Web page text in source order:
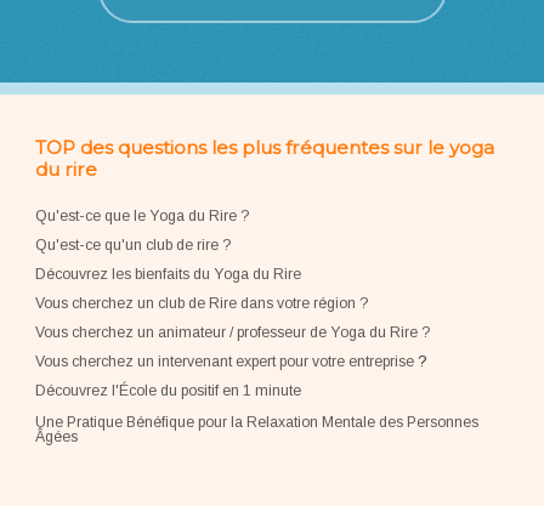
TOP des questions les plus fréquentes sur le yoga
du rire
Qu'est-ce que le Yoga du Rire ?
Qu'est-ce qu'un club de rire ?
Découvrez les bienfaits du Yoga du Rire
Vous cherchez un club de Rire dans votre région ?
Vous cherchez un animateur / professeur de Yoga du Rire ?
Vous cherchez un intervenant expert pour votre entreprise?
Découvrez l'École du positif en 1 minute
Une Pratique Bénéfique pour la Relaxation Mentale des Personnes
Âgées